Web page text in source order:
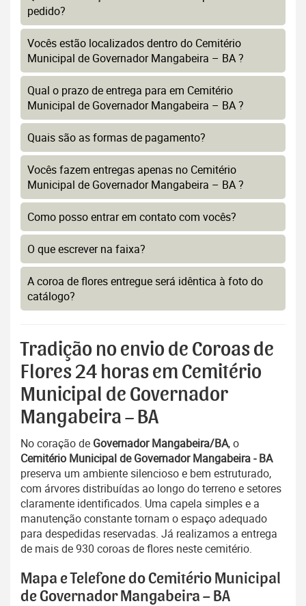
pedido?
Vocês estão localizados dentro do Cemitério
Municipal de Governador Mangabeira – BA ?
Qual o prazo de entrega para em Cemitério
Municipal de Governador Mangabeira – BA ?
Quais são as formas de pagamento?
Vocês fazem entregas apenas no Cemitério
Municipal de Governador Mangabeira – BA ?
Como posso entrar em contato com vocês?
O que escrever na faixa?
A coroa de flores entregue será idêntica à foto do
catálogo?
Tradição no envio de Coroas de
Flores 24 horas em Cemitério
Municipal de Governador
Mangabeira – BA
No coração de Governador Mangabeira/BA, o
Cemitério Municipal de Governador Mangabeira - BA
preserva um ambiente silencioso e bem estruturado,
com árvores distribuídas ao longo do terreno e setores
claramente identificados. Uma capela simples e a
manutenção constante tornam o espaço adequado
para despedidas reservadas. Já realizamos a entrega
de mais de 930 coroas de flores neste cemitério.
Mapa e Telefone do Cemitério Municipal
de Governador Mangabeira – BA